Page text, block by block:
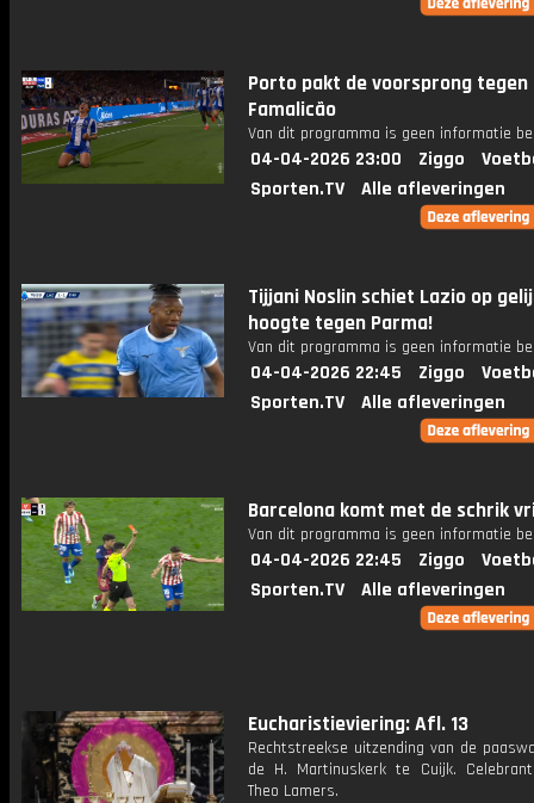
Porto pakt de voorsprong tegen
Famalicão
Van dit programma is geen informatie
04-04-2026 23:00 Ziggo
Sporten.TV
Alle afleveringen
Tijjani Noslin schiet Lazio op
hoogte tegen Parma!
Van dit programma is geen informatie
04-04-2026 22:45 Ziggo
Sporten.TV
Alle afleveringen
Barcelona komt met de schrik
Van dit programma is geen informatie
04-04-2026 22:45 Ziggo
Sporten.TV
Alle afleveringen
Eucharistieviering: Afl. 13
Rechtstreekse uitzending van de
de H. Martinuskerk te Cuijk.
Theo Lamers.